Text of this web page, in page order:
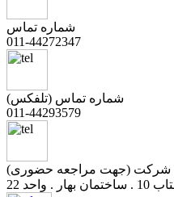
شماره تماس
011-44272347
شماره تماس (تلفکس)
011-44293579
شرکت (جهت مراجعه حضوری)
22